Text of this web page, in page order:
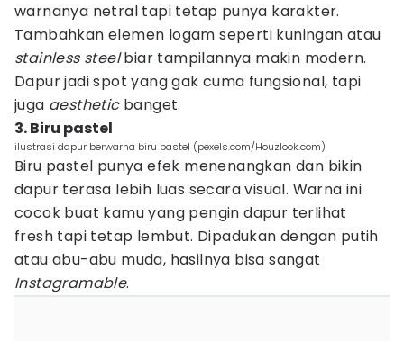
warnanya netral tapi tetap punya karakter.
Tambahkan elemen logam seperti kuningan atau
stainless steelbiar tampilannya makin modern.
Dapur jadi spot yang gak cuma fungsional, tapi
juga aestheticbanget.
3. Biru pastel
ilustrasi dapur berwarna biru pastel (pexels.com/Houzlook.com)
Biru pastel punya efek menenangkan dan bikin
dapur terasa lebih luas secara visual. Warna ini
cocok buat kamu yang pengin dapur terlihat
fresh tapi tetap lembut. Dipadukan dengan putih
atau abu-abu muda, hasilnya bisa sangat
Instagramable.